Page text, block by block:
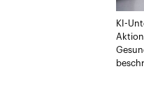
KI-